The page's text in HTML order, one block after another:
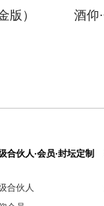
酒仰·金尊
合伙人·会员·封坛定制
合伙人